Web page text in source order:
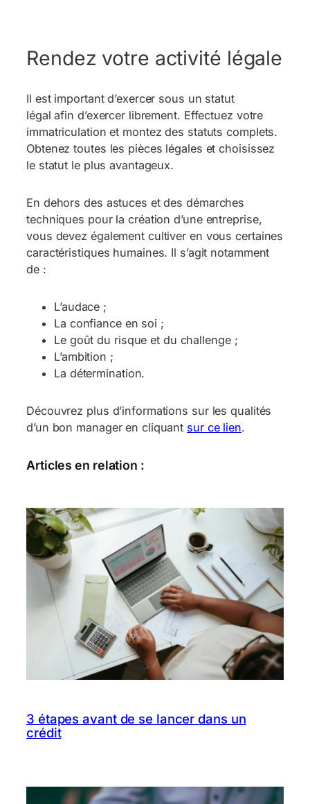
Rendez votre activité légale
Il est important d’exercer sous un statut
légal afin d’exercer librement. Effectuez votre
immatriculation et montez des statuts complets.
Obtenez toutes les pièces légales et choisissez
le statut le plus avantageux.
En dehors des astuces et des démarches
techniques pour la création d’une entreprise,
vous devez également cultiver en vous certaines
caractéristiques humaines. Il s’agit notamment
de :
L’audace ;
La confiance en soi ;
Le goût du risque et du challenge ;
L’ambition ;
La détermination.
Découvrez plus d’informations sur les qualités
d’un bon manager en cliquant sur ce lien.
Articles en relation :
3 étapes avant de se lancer dans un
crédit